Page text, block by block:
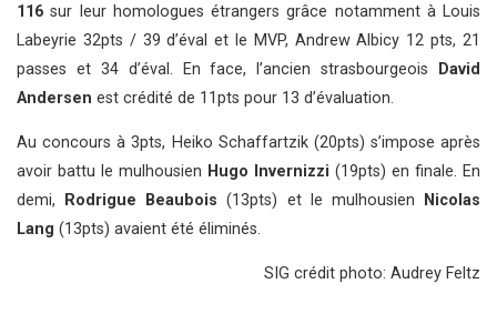
116 sur leur homologues étrangers grâce notamment à Louis
Labeyrie 32pts / 39 d’éval et le MVP, Andrew Albicy 12 pts, 21
passes et 34 d’éval. En face, l’ancien strasbourgeois
David
Andersen est crédité de 11pts pour 13 d’évaluation.
Au concours à 3pts, Heiko Schaffartzik (20pts) s’impose après
avoir battu le mulhousien Hugo Invernizzi (19pts) en finale. En
demi,
Rodrigue Beaubois (13pts) et le mulhousien
Nicolas
Lang (13pts) avaient été éliminés.
SIG crédit photo: Audrey Feltz